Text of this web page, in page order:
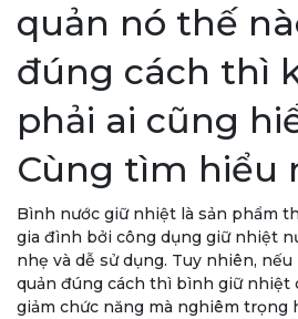
quản nó thế
đúng cách thì
phải ai cũng
Cùng tìm hiểu
Bình nước giữ nhiệt là sản phẩm
gia đình bởi công dụng giữ nhiệt
nhẹ và dễ sử dụng. Tuy nhiên,
quản đúng cách thì bình giữ nhiệt
giảm chức năng mà nghiêm trọng